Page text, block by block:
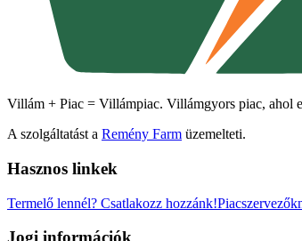
Villám + Piac = Villámpiac. Villámgyors piac, ahol
A szolgáltatást a Remény Farm üzemelteti.
Hasznos linkek
Termelő lennél? Csatlakozz hozzánk!
Jogi információk